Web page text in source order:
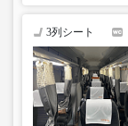
3列シート